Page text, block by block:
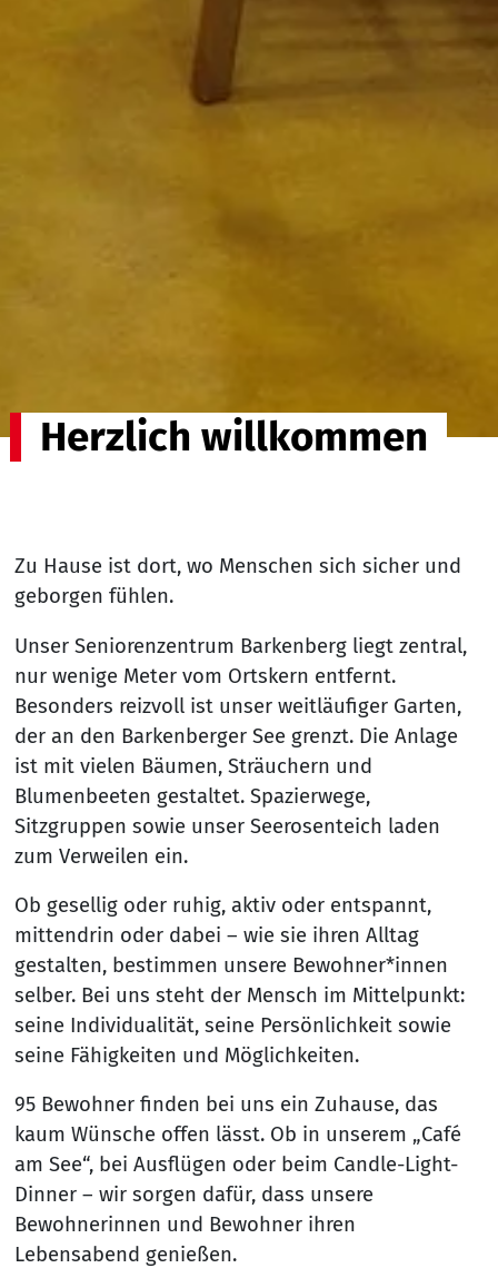
Herzlich willkommen
Zu Hause ist dort, wo Menschen sich sicher und
geborgen fühlen.
Unser Seniorenzentrum Barkenberg liegt zentral,
nur wenige Meter vom Ortskern entfernt.
Besonders reizvoll ist unser weitläufiger Garten,
der an den Barkenberger See grenzt. Die Anlage
ist mit vielen Bäumen, Sträuchern und
Blumenbeeten gestaltet. Spazierwege,
Sitzgruppen sowie unser Seerosenteich laden
zum Verweilen ein.
Ob gesellig oder ruhig, aktiv oder entspannt,
mittendrin oder dabei – wie sie ihren Alltag
gestalten, bestimmen unsere Bewohner*innen
selber. Bei uns steht der Mensch im Mittelpunkt:
seine Individualität, seine Persönlichkeit sowie
seine Fähigkeiten und Möglichkeiten.
95 Bewohner finden bei uns ein Zuhause, das
kaum Wünsche offen lässt. Ob in unserem „Café
am See“, bei Ausflügen oder beim Candle-Light-
Dinner – wir sorgen dafür, dass unsere
Bewohnerinnen und Bewohner ihren
Lebensabend genießen.